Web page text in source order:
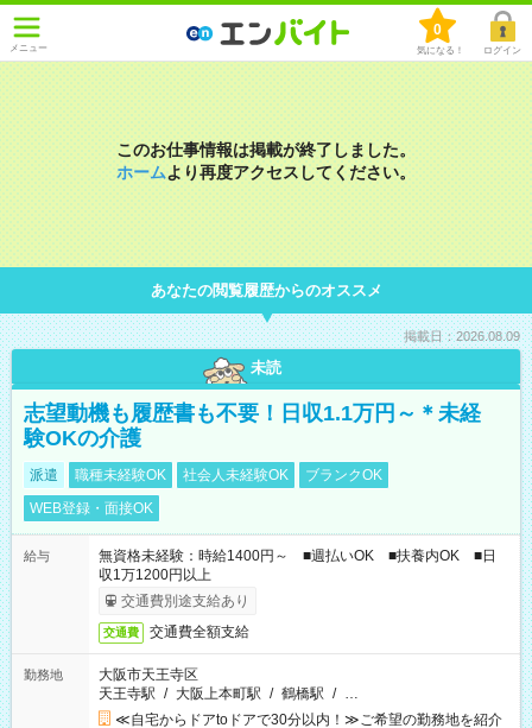
メニュー
0
気になる！ ログイン
このお仕事情報は掲載が終了しました。
ホームより再度アクセスしてください。
あなたの閲覧履歴からのオススメ
掲載日：2026.08.09
未読
志望動機も履歴書も不要！日収1.1万円～＊未経
験OKの介護
派遣 職種未経験OK 社会人未経験OK
ブランクOK
WEB登録・面接OK
給与
無資格未経験：時給1400円～ ■週払いOK ■扶養内OK ■日
収1万1200円以上
交通費別途支給あり
交通費 交通費全額支給
勤務地
大阪市天王寺区
天王寺駅 / 大阪上本町駅 / 鶴橋駅 / …
≪自宅からドアtoドアで30分以内！≫ご希望の勤務地を紹介